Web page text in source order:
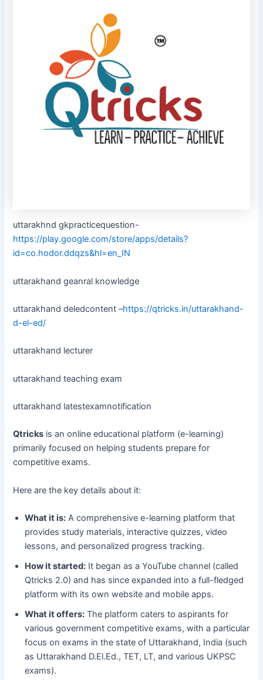
uttarakhnd gkpracticequestion-
https://play.google.com/store/apps/details?
id=co.hodor.ddqzs&hl=en_IN
uttarakhand geanral knowledge
uttarakhand deledcontent –https://qtricks.in/uttarakhand-
d-el-ed/
uttarakhand lecturer
uttarakhand teaching exam
uttarakhand latestexamnotification
Qtricks is an online educational platform (e-learning)
primarily focused on helping students prepare for
competitive exams.
Here are the key details about it:
What it is: A comprehensive e-learning platform that
provides study materials, interactive quizzes, video
lessons, and personalized progress tracking.
How it started: It began as a YouTube channel (called
Qtricks 2.0) and has since expanded into a full-fledged
platform with its own website and mobile apps.
What it offers: The platform caters to aspirants for
various government competitive exams, with a particular
focus on exams in the state of Uttarakhand, India (such
as Uttarakhand D.El.Ed., TET, LT, and various UKPSC
exams).